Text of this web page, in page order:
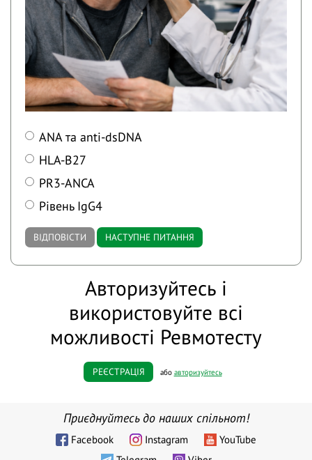
ANA та anti-dsDNA
HLA-B27
PR3-ANCA
Рівень IgG4
ВІДПОВІСТИ НАСТУПНЕ ПИТАННЯ
Авторизуйтесь і
використовуйте всі
можливості Ревмотесту
РЕЄСТРАЦІЯ або авторизуйтесь
Приєднуйтесь до наших спільнот!
Facebook Instagram
YouTube